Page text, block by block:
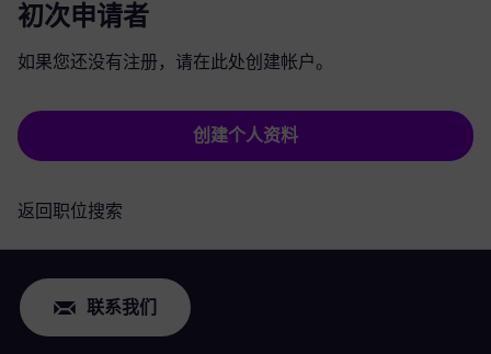
初次申请者
如果您还没有注册，请在此处创建帐户。
创建个人资料
返回职位搜索
联系我们